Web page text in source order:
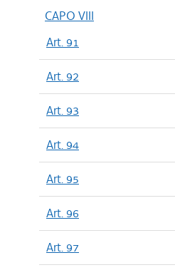
CAPO VIII
Art. 91
Art. 92
Art. 93
Art. 94
Art. 95
Art. 96
Art. 97